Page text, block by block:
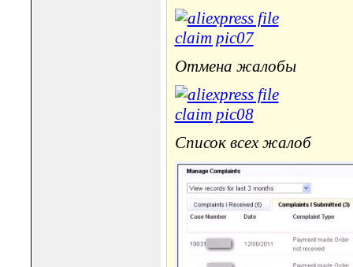
Отмена жалобы
Список всех жалоб